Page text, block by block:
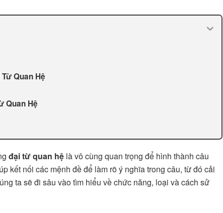
Quan Hệ
Quan Hệ
đại từ quan hệ là vô cùng quan trọng để hình thành câu
kết nối các mệnh đề để làm rõ ý nghĩa trong câu, từ đó cải
ta sẽ đi sâu vào tìm hiểu về chức năng, loại và cách sử